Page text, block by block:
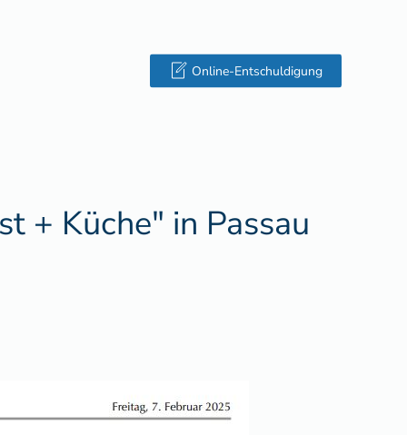
Online-Entschuldigung
+ Küche" in Passau